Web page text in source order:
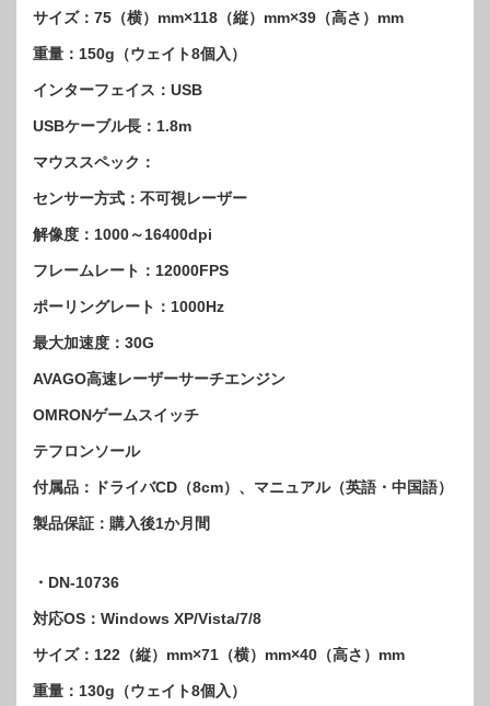
サイズ：75（横）mm×118（縦）mm×39（高さ）mm
重量：150g（ウェイト8個入）
インターフェイス：USB
USBケーブル長：1.8m
マウススペック：
センサー方式：不可視レーザー
解像度：1000～16400dpi
フレームレート：12000FPS
ポーリングレート：1000Hz
最大加速度：30G
AVAGO高速レーザーサーチエンジン
OMRONゲームスイッチ
テフロンソール
付属品：ドライバCD（8cm）、マニュアル（英語・中国語）
製品保証：購入後1か月間
・DN-10736
対応OS：Windows XP/Vista/7/8
サイズ：122（縦）mm×71（横）mm×40（高さ）mm
重量：130g（ウェイト8個入）